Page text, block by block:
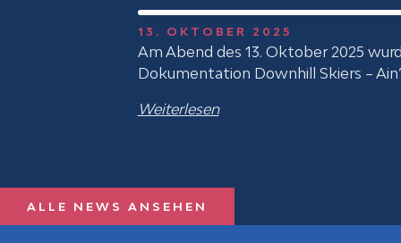
13. OKTOBER 2025
Am Abend des 13. Oktober 2025
Dokumentation Downhill Skiers –
Weiterlesen
ALLE NEWS ANSEHEN